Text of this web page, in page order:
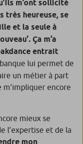
m’ont sollicité
très heureuse, se
et la seule à
Ça m’a
entrait
lui permet de
un métier à part
encore
mieux se
l’expertise et de la
mon